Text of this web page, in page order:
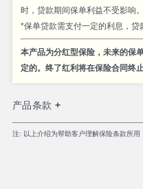
时，贷款期间保单利益不受影响。
*保单贷款需支付一定的利息，贷
本产品为分红型保险，未来的保
定的。终了红利将在保险合同终止
产品条款 +
注: 以上介绍为帮助客户理解保险条款所用